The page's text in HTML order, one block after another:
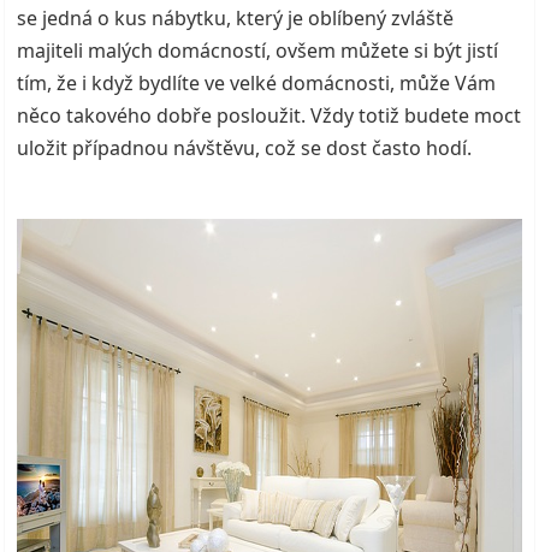
se jedná o kus nábytku, který je oblíbený zvláště
majiteli malých domácností, ovšem můžete si být jistí
tím, že i když bydlíte ve velké domácnosti, může Vám
něco takového dobře posloužit. Vždy totiž budete moct
uložit případnou návštěvu, což se dost často hodí.